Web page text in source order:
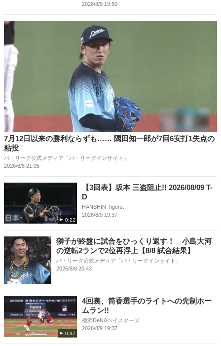
2026/8/9 19:50
7月12日以来の勝利ならずも…… 隅田知一郎が7回6安打1失点の
粘投
パ・リーグ公式メディア「パ・リーグインサイト」
2026/8/8 21:05
0:22
【3回表】坂本 三盗阻止!! 2026/08/09 T-
D
HANSHIN Tigers.
2026/8/9 19:37
獅子が終盤に試合をひっくり返す！ 小島大河
の逆転2ランで2位再浮上【8/8 試合結果】
パ・リーグ公式メディア「パ・リーグインサイト」
2026/8/8 20:43
0:37
4回裏、筒香選手のライトへの先制ホー
ムラン!!
横浜DeNAベイスターズ
2026/8/9 19:37